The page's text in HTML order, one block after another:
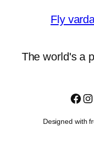
Fly
The world's a
Designed with